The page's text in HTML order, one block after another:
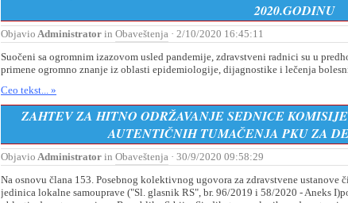
2020.GODINU
Objavio Administrator in Obaveštenja · 2/10/2020 16:45:11
Suočeni sa ogromnim izazovom usled pandemije, zdravstveni radnici su u
primene ogromno znanje iz oblasti epidemiologije, dijagnostike i lečenja
Ceo tekst... »
ZAHTEV ZA HITNO ODRŽAVANЈE SEDNICE
AUTENTIČNIH TUMAČENЈA PKU ZA
Objavio Administrator in Obaveštenja · 30/9/2020 09:58:29
Na osnovu člana 153. Posebnog kolektivnog ugovora za zdravstvene
jedinica lokalne samouprave ("Sl. glasnik RS", br. 96/2019 i 58/2020 - Aneks